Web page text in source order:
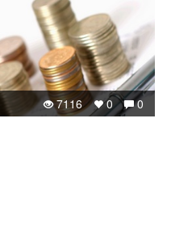
0
0
7116